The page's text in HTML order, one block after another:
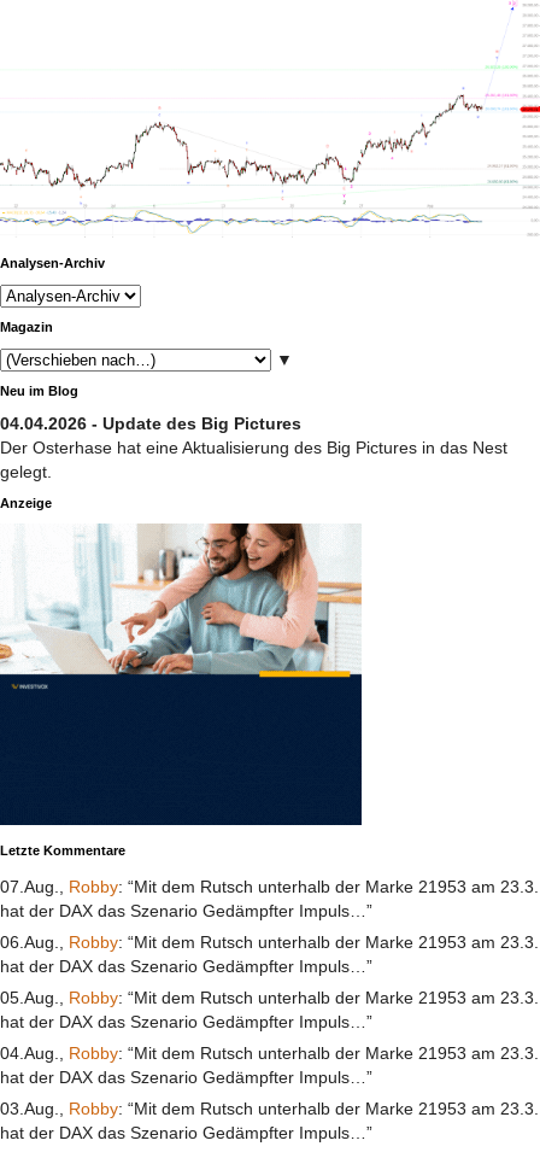
Analysen-Archiv
Magazin
▼
Neu im Blog
04.04.2026 - Update des Big Pictures
Der Osterhase hat eine Aktualisierung des Big Pictures in das Nest
gelegt.
Anzeige
Letzte Kommentare
07.Aug., Robby: “Mit dem Rutsch unterhalb der Marke 21953 am 23.3.
hat der DAX das Szenario Gedämpfter Impuls…”
06.Aug., Robby: “Mit dem Rutsch unterhalb der Marke 21953 am 23.3.
hat der DAX das Szenario Gedämpfter Impuls…”
05.Aug., Robby: “Mit dem Rutsch unterhalb der Marke 21953 am 23.3.
hat der DAX das Szenario Gedämpfter Impuls…”
04.Aug., Robby: “Mit dem Rutsch unterhalb der Marke 21953 am 23.3.
hat der DAX das Szenario Gedämpfter Impuls…”
03.Aug., Robby: “Mit dem Rutsch unterhalb der Marke 21953 am 23.3.
hat der DAX das Szenario Gedämpfter Impuls…”